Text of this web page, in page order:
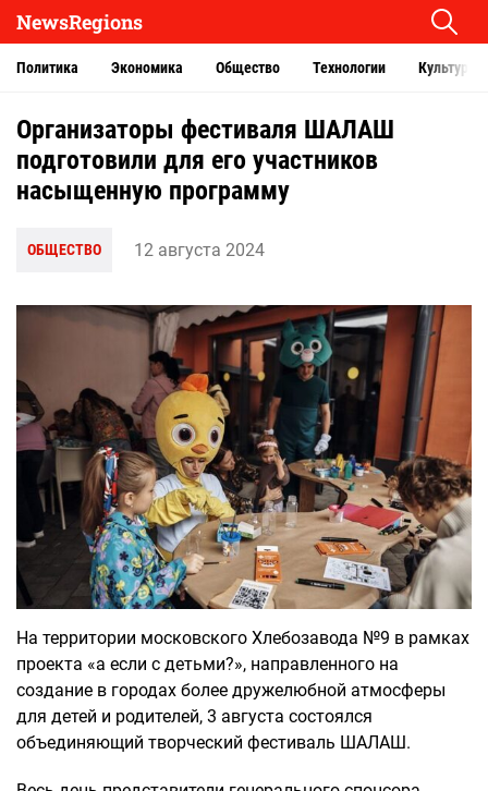
NewsRegions
Политика Экономика Общество Технологии Культура
Организаторы фестиваля ШАЛАШ
подготовили для его участников
насыщенную программу
ОБЩЕСТВО 12 августа 2024
На территории московского Хлебозавода №9 в рамках
проекта «а если с детьми?», направленного на
создание в городах более дружелюбной атмосферы
для детей и родителей, 3 августа состоялся
объединяющий творческий фестиваль ШАЛАШ.